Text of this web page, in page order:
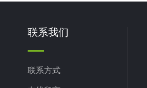
联系我们
联系方式